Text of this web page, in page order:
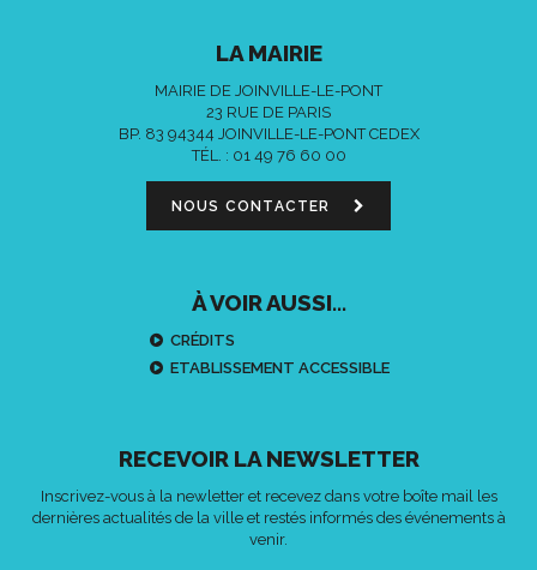
LA MAIRIE
MAIRIE DE JOINVILLE-LE-PONT
23 RUE DE PARIS
BP. 83 94344 JOINVILLE-LE-PONT CEDEX
TÉL. : 01 49 76 60 00
NOUS CONTACTER
À VOIR AUSSI...
CRÉDITS
ETABLISSEMENT ACCESSIBLE
RECEVOIR LA NEWSLETTER
Inscrivez-vous à la newletter et recevez dans votre boîte mail les
dernières actualités de la ville et restés informés des événements à
venir.